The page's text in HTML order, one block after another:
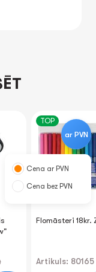
TOP
Flomāsteri 18kr.
Artikuls: 80165
ar PVN
Cena ar PVN
Cena bez PVN